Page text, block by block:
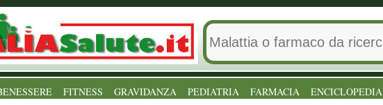
FITNESS GRAVIDANZA PEDIATRIA FARMACIA ENCICLOPEDIA